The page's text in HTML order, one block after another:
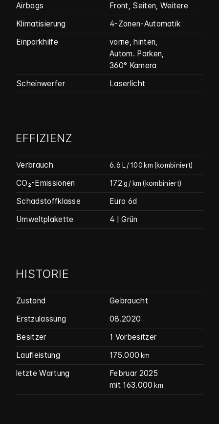
HISTORIE
Zustand
Gebraucht
Erstzulassung
08.2020
Besitzer
1 Vorbesitzer
Laufleistung
175.000 km
letzte Wartung
Februar 2025
mit 163.000 km
Airbags
Front, Seiten, Weitere
Klimatisierung
4-Zonen-Automatik
Einparkhilfe
vorne, hinten,
Autom. Parken,
360° Kamera
Scheinwerfer
Laserlicht
EFFIZIENZ
Verbrauch 6.6 L / 100 km (kombiniert)
CO₂-Emissionen 172 g / km (kombiniert)
Schadstoffklasse
Euro 6d
Umweltplakette
4 | Grün